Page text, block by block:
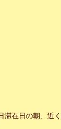
滞在日の朝、近